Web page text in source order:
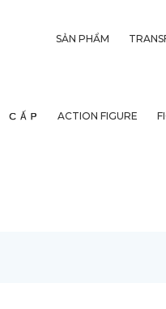
SẢN PHẨM
ACTION FIGURE